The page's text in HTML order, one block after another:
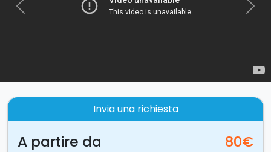
Previous Next
Invia una richiesta
A partire da 80€